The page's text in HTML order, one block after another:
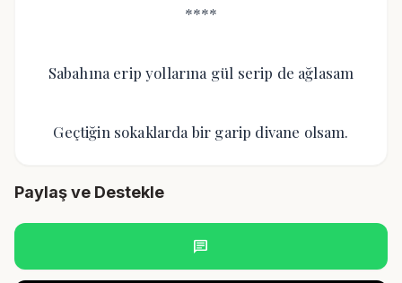
****
Sabahına erip yollarına gül serip de ağlasam
Geçtiğin sokaklarda bir garip divane olsam.
Paylaş ve Destekle
chat